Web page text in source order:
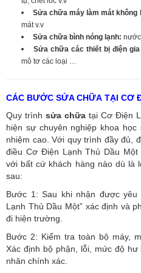
Sửa chữa máy làm mát không
mát v.v
Sửa chữa bình nóng lạnh:
Sửa chữa các thiết bị điện gia
mô tơ các loại …
CÁC BƯỚC SỬA CHỮA TẠI CƠ
Quy trình sửa chữa tại Cơ Điện
hiện sự chuyên nghiệp khoa
nhiệm cao. Với quy trình đầy đủ,
điều Cơ Điện Lạnh Thủ Dầu
với bất cứ khách hàng nào dù là
sau:
Bước 1: Sau khi nhận được
Lạnh Thủ Dầu Một” xác định và
đi hiện trường.
Bước 2: Kiểm tra toàn bộ máy,
Xác định bộ phận, lỗi, mức độ
nhân chính xác.